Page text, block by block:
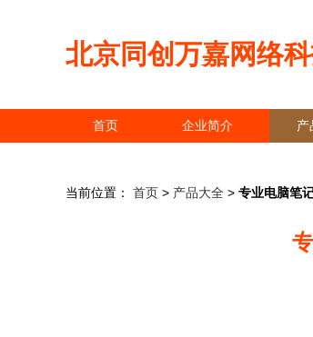
北京同创万嘉网络
首页 企业简介 产
当前位置： 首页 > 产品大全 > 专业电脑笔